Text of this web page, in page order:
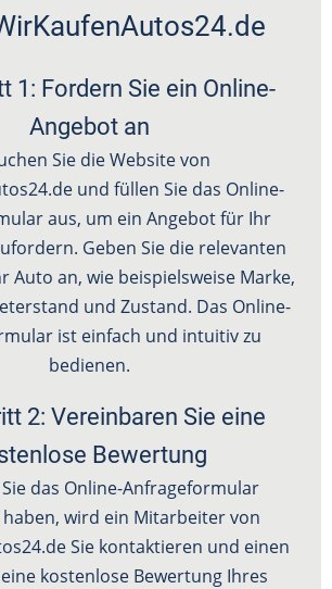
1: Fordern Sie ein Online-
Angebot an
Sie die Website von
und füllen Sie das Online-
aus, um ein Angebot für Ihr
Geben Sie die relevanten
Auto an, wie beispielsweise Marke,
und Zustand. Das Online-
ist einfach und intuitiv zu
bedienen.
2: Vereinbaren Sie eine
Bewertung
das Online-Anfrageformular
wird ein Mitarbeiter von
Sie kontaktieren und einen
kostenlose Bewertung Ihres